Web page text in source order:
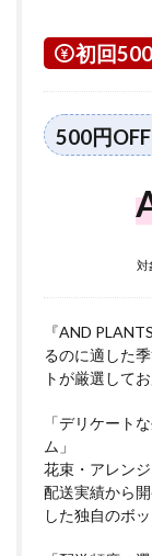
初回
500円
対
『AND
るのに適した
トが厳選して
「デリケート
ム」
花束・アレン
配送実績から
した独自のボ